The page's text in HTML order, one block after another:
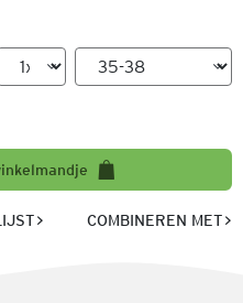
COMBINEREN MET